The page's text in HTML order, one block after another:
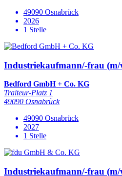
49090 Osnabrück
2026
1 Stelle
Industriekaufmann/-frau (m/
Bedford GmbH + Co. KG
Traiteur-Platz 1
49090 Osnabrück
49090 Osnabrück
2027
1 Stelle
Industriekaufmann/-frau (m/